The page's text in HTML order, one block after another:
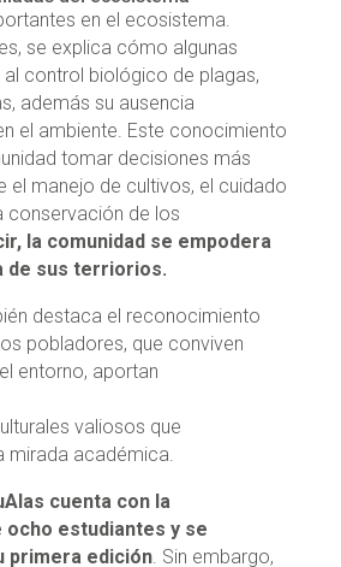
en el ecosistema.
se explica cómo algunas
control biológico de plagas,
además su ausencia
el ambiente. Este conocimiento
tomar decisiones más
el manejo de cultivos, el cuidado
conservación de los
la comunidad se empodera
de sus terriorios.
destaca el reconocimiento
pobladores, que conviven
entorno, aportan
valiosos que
mirada académica.
cuenta con la
ocho estudiantes y se
primera edición. Sin embargo,